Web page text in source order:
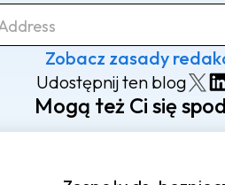
Zobacz zasady
Udostępnij ten blog
Mogą też Ci się